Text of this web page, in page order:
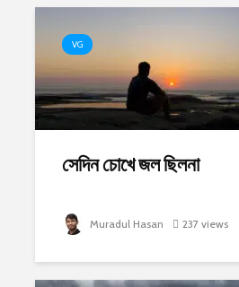
VG
সেদিন চোখে জল ছিলনা
Muradul Hasan 237 views